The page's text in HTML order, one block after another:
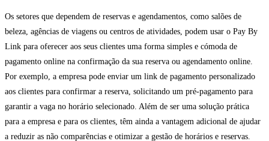
Os setores que dependem de reservas e agendamentos, como salões de
beleza, agências de viagens ou centros de atividades, podem usar o Pay By
Link para oferecer aos seus clientes uma forma simples e cómoda de
pagamento online na confirmação da sua reserva ou agendamento online.
Por exemplo, a empresa pode enviar um link de pagamento personalizado
aos clientes para confirmar a reserva, solicitando um pré-pagamento para
garantir a vaga no horário selecionado. Além de ser uma solução prática
para a empresa e para os clientes, têm ainda a vantagem adicional de ajudar
a reduzir as não comparências e otimizar a gestão de horários e reservas.